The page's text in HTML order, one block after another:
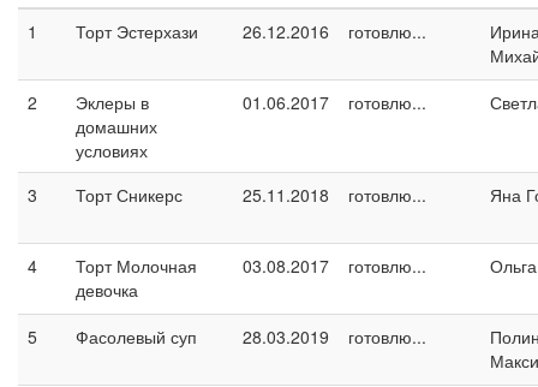
1
Торт Эстерхази 26.12.2016 готовлю...
2
Эклеры в
домашних
условиях
01.06.2017 готовлю...
3 Торт Сникерс 25.11.2018 готовлю... Яна
4
Торт Молочная
девочка
03.08.2017 готовлю...
5 Фасолевый суп 28.03.2019 готовлю...